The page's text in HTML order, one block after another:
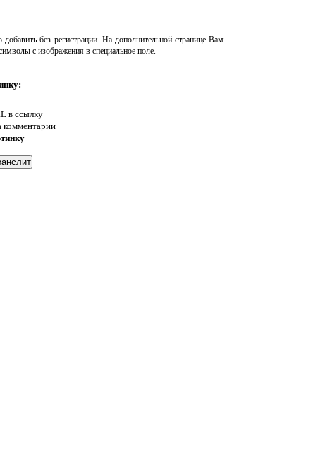
без регистрации. На дополнительной странице Вам
с изображения в специальное поле.
в ссылку
комментарии